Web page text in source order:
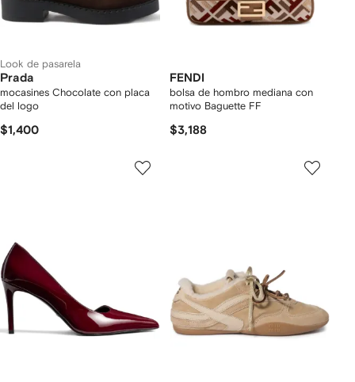
Look de pasarela
Prada
mocasines Chocolate con placa
del logo
$1,400
FENDI
bolsa de hombro mediana con
motivo Baguette FF
$3,188